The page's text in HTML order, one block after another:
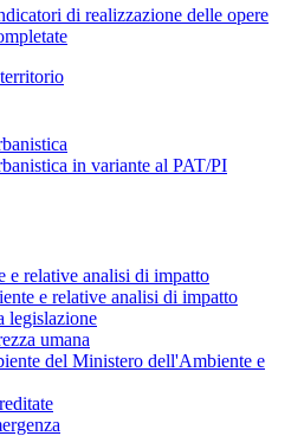
di realizzazione delle opere
in variante al PAT/PI
e relative analisi di impatto
e relative analisi di impatto
legislazione
umana
del Ministero dell'Ambiente e